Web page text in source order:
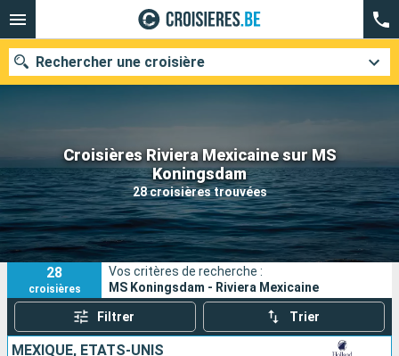
Croisières Riviera Mexicaine sur MS
Koningsdam
28 croisières trouvées
Rechercher une croisière
Nos destinations
Mois de départ
Ports Compagnies
Rechercher
28
croisières
Vos critères de recherche :
MS Koningsdam - Riviera Mexicaine
Filtrer Trier
MEXIQUE, ÉTATS-UNIS